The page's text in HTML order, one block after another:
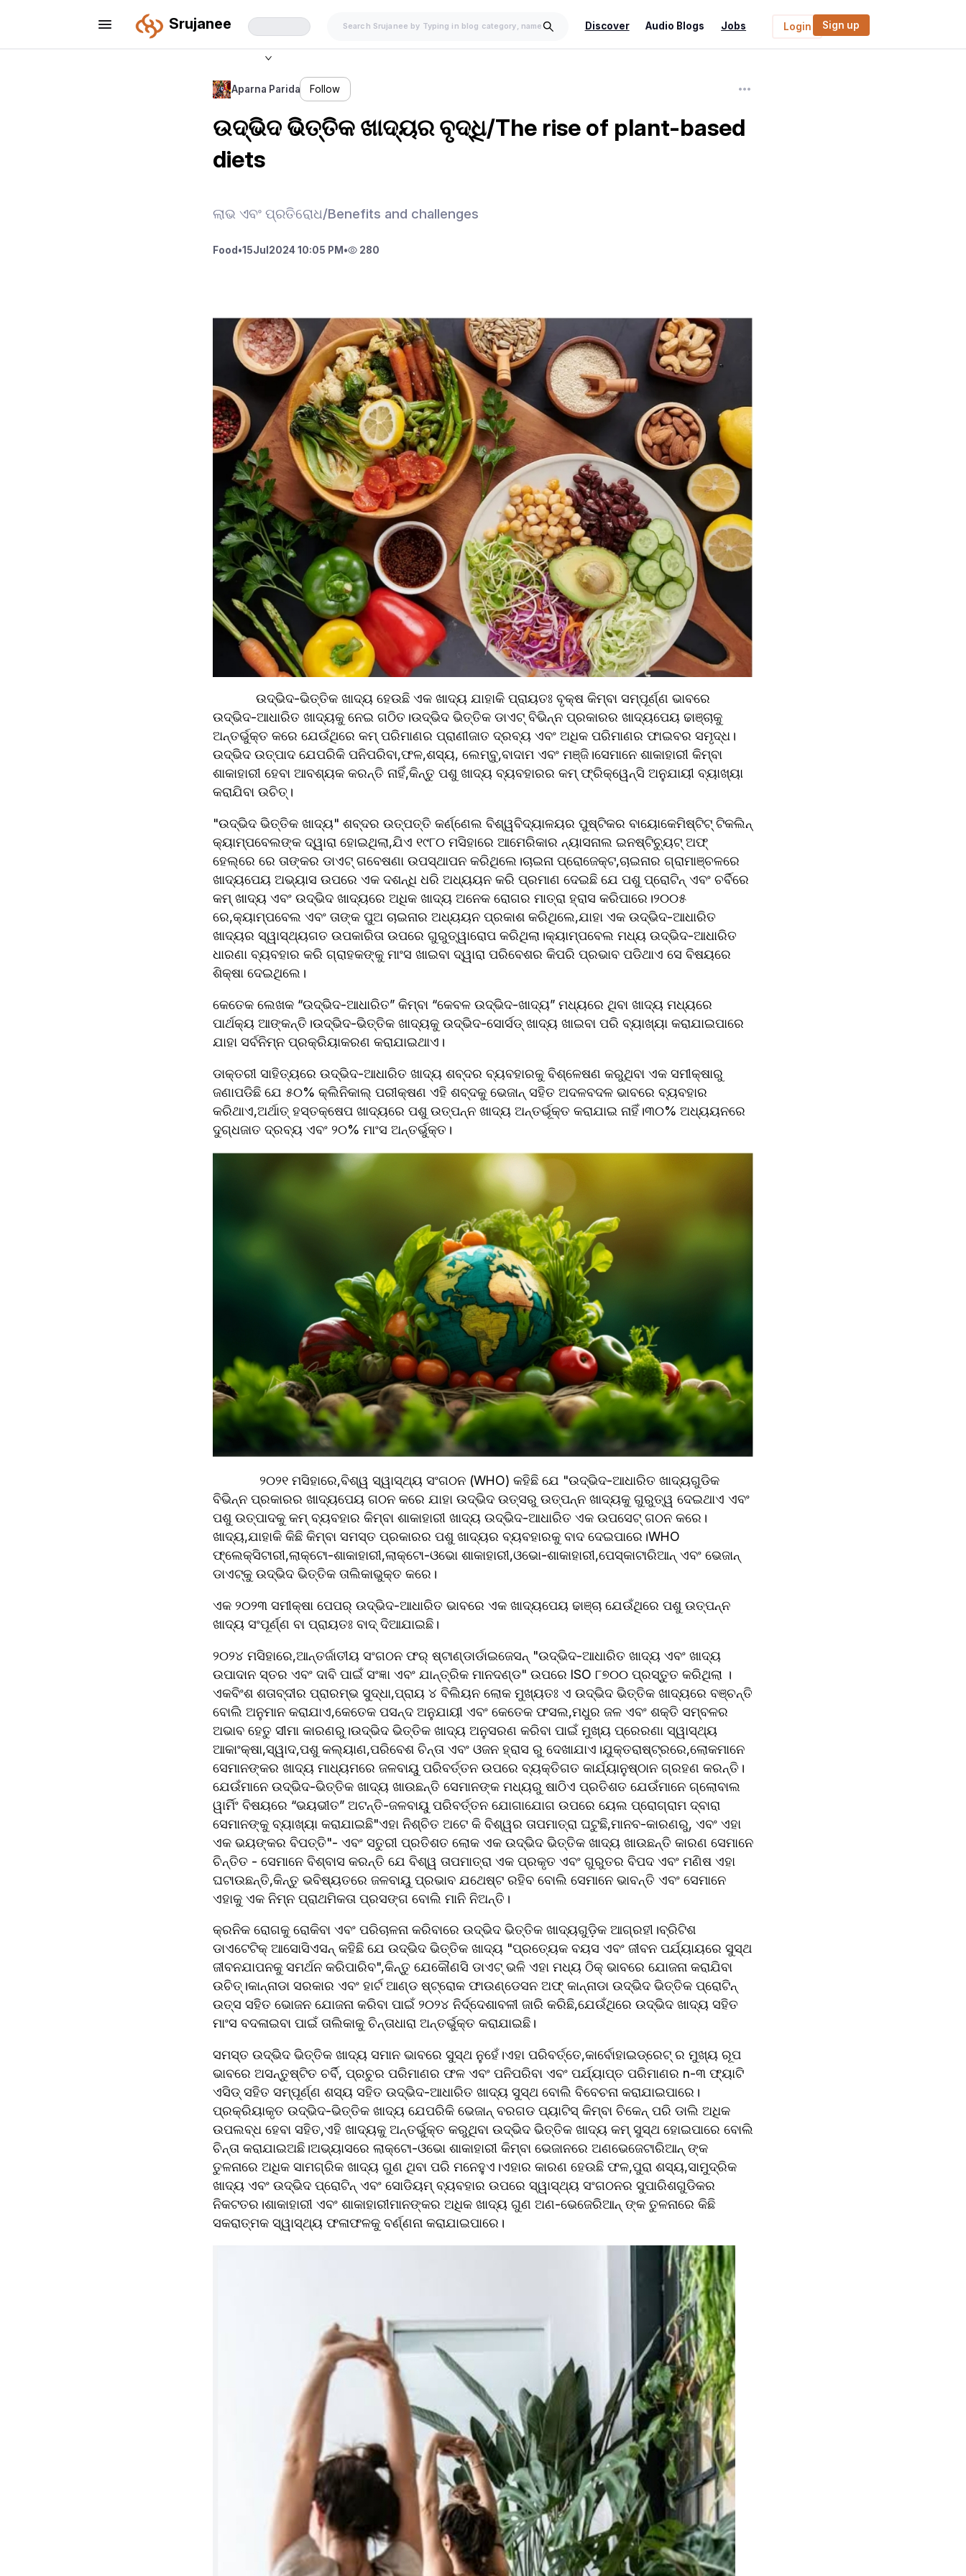
Srujanee Discover Audio Blogs Jobs Login Sign up
Aparna Parida Follow
ଉଦ୍ଭିଦ ଭିତ୍ତିକ ଖାଦ୍ୟର ବୃଦ୍ଧି/The rise of plant-based
diets
ଲାଭ ଏବଂ ପ୍ରତିରୋଧ/Benefits and challenges
Food •15Jul 2024 10:05 PM • 280
ଉଦ୍ଭିଦ-ଆଧାରିତ ଖାଦ୍ୟକୁ ନେଇ ଗଠିତ।ଉଦ୍ଭିଦ ଭିତ୍ତିକ ଡାଏଟ୍ ବିଭିନ୍ନ ପ୍ରକାରର ଖାଦ୍ୟପେୟ ଢାଞ୍ଚାକୁ
ଅନ୍ତର୍ଭୁକ୍ତ କରେ ଯେଉଁଥିରେ କମ୍ ପରିମାଣର ପ୍ରାଣୀଜାତ ଦ୍ରବ୍ୟ ଏବଂ ଅଧିକ ପରିମାଣର ଫାଇବର ସମୃଦ୍ଧ।
ଉଦ୍ଭିଦ ଉତ୍ପାଦ ଯେପରିକି ପନିପରିବା,ଫଳ,ଶସ୍ୟ, ଲେମ୍ବୁ,ବାଦାମ ଏବଂ ମଞ୍ଜି।ସେମାନେ ଶାକାହାରୀ କିମ୍ବା
ଶାକାହାରୀ ହେବା ଆବଶ୍ୟକ କରନ୍ତି ନାହିଁ,କିନ୍ତୁ ପଶୁ ଖାଦ୍ୟ ବ୍ୟବହାରର କମ୍ ଫ୍ରିକ୍ୱେନ୍ସି ଅନୁଯାୟୀ ବ୍ୟାଖ୍ୟା
କରାଯିବା ଉଚିତ୍।
"ଉଦ୍ଭିଦ ଭିତ୍ତିକ ଖାଦ୍ୟ" ଶବ୍ଦର ଉତ୍ପତ୍ତି କର୍ଣ୍ଣେଲ ବିଶ୍ୱବିଦ୍ୟାଳୟର ପୁଷ୍ଟିକର ବାୟୋକେମିଷ୍ଟିଟ୍ ଟିକଲିନ୍
କ୍ୟାମ୍ପବେଲଙ୍କ ଦ୍ୱାରା ହୋଇଥିଲା,ଯିଏ ୧୯୮୦ ମସିହାରେ ଆମେରିକାର ନ୍ୟାସନାଲ ଇନଷ୍ଟିଚ୍ୟୁଟ୍ ଅଫ୍
ହେଲ୍ରେ ରେ ତାଙ୍କର ଡାଏଟ୍ ଗବେଷଣା ଉପସ୍ଥାପନ କରିଥିଲେ।ଚାଇନା ପ୍ରୋଜେକ୍ଟ,ଚାଇନାର ଗ୍ରାମାଞ୍ଚଳରେ
ଖାଦ୍ୟପେୟ ଅଭ୍ୟାସ ଉପରେ ଏକ ଦଶନ୍ଧି ଧରି ଅଧ୍ୟୟନ କରି ପ୍ରମାଣ ଦେଇଛି ଯେ ପଶୁ ପ୍ରୋଟିନ୍ ଏବଂ ଚର୍ବିରେ
କମ୍ ଖାଦ୍ୟ ଏବଂ ଉଦ୍ଭିଦ ଖାଦ୍ୟରେ ଅଧିକ ଖାଦ୍ୟ ଅନେକ ରୋଗର ମାତ୍ରା ହ୍ରାସ କରିପାରେ।୨୦୦୫
ରେ,କ୍ୟାମ୍ପବେଲ ଏବଂ ତାଙ୍କ ପୁଅ ଚାଇନାର ଅଧ୍ୟୟନ ପ୍ରକାଶ କରିଥିଲେ,ଯାହା ଏକ ଉଦ୍ଭିଦ-ଆଧାରିତ
ଖାଦ୍ୟର ସ୍ୱାସ୍ଥ୍ୟଗତ ଉପକାରିତା ଉପରେ ଗୁରୁତ୍ୱାରୋପ କରିଥିଲା।କ୍ୟାମ୍ପବେଲ ମଧ୍ୟ ଉଦ୍ଭିଦ-ଆଧାରିତ
ଧାରଣା ବ୍ୟବହାର କରି ଗ୍ରାହକଙ୍କୁ ମାଂସ ଖାଇବା ଦ୍ୱାରା ପରିବେଶର କିପରି ପ୍ରଭାବ ପଡିଥାଏ ସେ ବିଷୟରେ
ଶିକ୍ଷା ଦେଇଥିଲେ।
କେତେକ ଲେଖକ “ଉଦ୍ଭିଦ-ଆଧାରିତ” କିମ୍ବା “କେବଳ ଉଦ୍ଭିଦ-ଖାଦ୍ୟ” ମଧ୍ୟରେ ଥିବା ଖାଦ୍ୟ ମଧ୍ୟରେ
ପାର୍ଥକ୍ୟ ଆଙ୍କନ୍ତି।ଉଦ୍ଭିଦ-ଭିତ୍ତିକ ଖାଦ୍ୟକୁ ଉଦ୍ଭିଦ-ସୋର୍ସଡ୍ ଖାଦ୍ୟ ଖାଇବା ପରି ବ୍ୟାଖ୍ୟା କରାଯାଇପାରେ
ଯାହା ସର୍ବନିମ୍ନ ପ୍ରକ୍ରିୟାକରଣ କରାଯାଇଥାଏ।
ଡାକ୍ତରୀ ସାହିତ୍ୟରେ ଉଦ୍ଭିଦ-ଆଧାରିତ ଖାଦ୍ୟ ଶବ୍ଦର ବ୍ୟବହାରକୁ ବିଶ୍ଳେଷଣ କରୁଥିବା ଏକ ସମୀକ୍ଷାରୁ
ଜଣାପଡିଛି ଯେ ୫୦% କ୍ଲିନିକାଲ୍ ପରୀକ୍ଷଣ ଏହି ଶବ୍ଦକୁ ଭେଜାନ୍ ସହିତ ଅଦଳବଦଳ ଭାବରେ ବ୍ୟବହାର
କରିଥାଏ,ଅର୍ଥାତ୍ ହସ୍ତକ୍ଷେପ ଖାଦ୍ୟରେ ପଶୁ ଉତ୍ପନ୍ନ ଖାଦ୍ୟ ଅନ୍ତର୍ଭୂକ୍ତ କରାଯାଇ ନାହିଁ।୩୦% ଅଧ୍ୟୟନରେ
ଦୁଗ୍ଧଜାତ ଦ୍ରବ୍ୟ ଏବଂ ୨୦% ମାଂସ ଅନ୍ତର୍ଭୁକ୍ତ।
ବିଭିନ୍ନ ପ୍ରକାରର ଖାଦ୍ୟପେୟ ଗଠନ କରେ ଯାହା ଉଦ୍ଭିଦ ଉତ୍ସରୁ ଉତ୍ପନ୍ନ ଖାଦ୍ୟକୁ ଗୁରୁତ୍ୱ ଦେଇଥାଏ ଏବଂ
ପଶୁ ଉତ୍ପାଦକୁ କମ୍ ବ୍ୟବହାର କିମ୍ବା ଶାକାହାରୀ ଖାଦ୍ୟ ଉଦ୍ଭିଦ-ଆଧାରିତ ଏକ ଉପସେଟ୍ ଗଠନ କରେ।
ଖାଦ୍ୟ,ଯାହାକି କିଛି କିମ୍ବା ସମସ୍ତ ପ୍ରକାରର ପଶୁ ଖାଦ୍ୟର ବ୍ୟବହାରକୁ ବାଦ ଦେଇପାରେ।WHO
ଫ୍ଲେକ୍ସିଟାରୀ,ଲାକ୍ଟୋ-ଶାକାହାରୀ,ଲାକ୍ଟୋ-ଓଭୋ ଶାକାହାରୀ,ଓଭୋ-ଶାକାହାରୀ,ପେସ୍କାଟାରିଆନ୍ ଏବଂ ଭେଜାନ୍
ଡାଏଟ୍କୁ ଉଦ୍ଭିଦ ଭିତ୍ତିକ ତାଲିକାଭୁକ୍ତ କରେ।
ଏକ ୨୦୨୩ ସମୀକ୍ଷା ପେପର୍ ଉଦ୍ଭିଦ-ଆଧାରିତ ଭାବରେ ଏକ ଖାଦ୍ୟପେୟ ଢାଞ୍ଚା ଯେଉଁଥିରେ ପଶୁ ଉତ୍ପନ୍ନ
ଖାଦ୍ୟ ସଂପୂର୍ଣ୍ଣ ବା ପ୍ରାୟତଃ ବାଦ୍ ଦିଆଯାଇଛି।
୨୦୨୪ ମସିହାରେ,ଆନ୍ତର୍ଜାତୀୟ ସଂଗଠନ ଫର୍ ଷ୍ଟାଣ୍ଡାର୍ଡାଇଜେସନ୍ "ଉଦ୍ଭିଦ-ଆଧାରିତ ଖାଦ୍ୟ ଏବଂ ଖାଦ୍ୟ
ଉପାଦାନ ସ୍ତର ଏବଂ ଦାବି ପାଇଁ ସଂଜ୍ଞା ଏବଂ ଯାନ୍ତ୍ରିକ ମାନଦଣ୍ଡ" ଉପରେ ISO ୮୭୦୦ ପ୍ରସ୍ତୁତ କରିଥିଲା ​।
ଏକବିଂଶ ଶତାବ୍ଦୀର ପ୍ରାରମ୍ଭ ସୁଦ୍ଧା,ପ୍ରାୟ ୪ ବିଲିୟନ ଲୋକ ମୁଖ୍ୟତଃ ଏ ଉଦ୍ଭିଦ ଭିତ୍ତିକ ଖାଦ୍ୟରେ ବଞ୍ଚନ୍ତି
ବୋଲି ଅନୁମାନ କରାଯାଏ,କେତେକ ପସନ୍ଦ ଅନୁଯାୟୀ ଏବଂ କେତେକ ଫସଲ,ମଧୁର ଜଳ ଏବଂ ଶକ୍ତି ସମ୍ବଳର
ଅଭାବ ହେତୁ ସୀମା କାରଣରୁ।ଉଦ୍ଭିଦ ଭିତ୍ତିକ ଖାଦ୍ୟ ଅନୁସରଣ କରିବା ପାଇଁ ମୁଖ୍ୟ ପ୍ରେରଣା ସ୍ୱାସ୍ଥ୍ୟ
ଆକାଂକ୍ଷା,ସ୍ୱାଦ,ପଶୁ କଲ୍ୟାଣ,ପରିବେଶ ଚିନ୍ତା ଏବଂ ଓଜନ ହ୍ରାସ ରୁ ଦେଖାଯାଏ।ଯୁକ୍ତରାଷ୍ଟ୍ରରେ,ଲୋକମାନେ
ସେମାନଙ୍କର ଖାଦ୍ୟ ମାଧ୍ୟମରେ ଜଳବାୟୁ ପରିବର୍ତ୍ତନ ଉପରେ ବ୍ୟକ୍ତିଗତ କାର୍ଯ୍ୟାନୁଷ୍ଠାନ ଗ୍ରହଣ କରନ୍ତି।
ଯେଉଁମାନେ ଉଦ୍ଭିଦ-ଭିତ୍ତିକ ଖାଦ୍ୟ ଖାଉଛନ୍ତି ସେମାନଙ୍କ ମଧ୍ୟରୁ ଷାଠିଏ ପ୍ରତିଶତ ଯେଉଁମାନେ ଗ୍ଲୋବାଲ
ୱାର୍ମିଂ ବିଷୟରେ “ଭୟଭୀତ” ଅଟନ୍ତି-ଜଳବାୟୁ ପରିବର୍ତ୍ତନ ଯୋଗାଯୋଗ ଉପରେ ୟେଲ ପ୍ରୋଗ୍ରାମ ଦ୍ବାରା
ସେମାନଙ୍କୁ ବ୍ୟାଖ୍ୟା କରାଯାଇଛି"ଏହା ନିଶ୍ଚିତ ଅଟେ କି ବିଶ୍ୱର ତାପମାତ୍ରା ଘଟୁଛି,ମାନବ-କାରଣରୁ, ଏବଂ ଏହା
ଏକ ଭୟଙ୍କର ବିପତ୍ତି"- ଏବଂ ସତୁରୀ ପ୍ରତିଶତ ଲୋକ ଏକ ଉଦ୍ଭିଦ ଭିତ୍ତିକ ଖାଦ୍ୟ ଖାଉଛନ୍ତି କାରଣ ସେମାନେ
ଚିନ୍ତିତ - ସେମାନେ ବିଶ୍ବାସ କରନ୍ତି ଯେ ବିଶ୍ୱ ତାପମାତ୍ରା ଏକ ପ୍ରକୃତ ଏବଂ ଗୁରୁତର ବିପଦ ଏବଂ ମଣିଷ ଏହା
ଘଟାଉଛନ୍ତି,କିନ୍ତୁ ଭବିଷ୍ୟତରେ ଜଳବାୟୁ ପ୍ରଭାବ ଯଥେଷ୍ଟ ରହିବ ବୋଲି ସେମାନେ ଭାବନ୍ତି ଏବଂ ସେମାନେ
ଏହାକୁ ଏକ ନିମ୍ନ ପ୍ରାଥମିକତା ପ୍ରସଙ୍ଗ ବୋଲି ମାନି ନିଅନ୍ତି।
କ୍ରନିକ ରୋଗକୁ ରୋକିବା ଏବଂ ପରିଚାଳନା କରିବାରେ ଉଦ୍ଭିଦ ଭିତ୍ତିକ ଖାଦ୍ୟଗୁଡ଼ିକ ଆଗ୍ରହୀ।ବ୍ରିଟିଶ
ଡାଏଟେଟିକ୍ ଆସୋସିଏସନ୍ କହିଛି ଯେ ଉଦ୍ଭିଦ ଭିତ୍ତିକ ଖାଦ୍ୟ "ପ୍ରତ୍ୟେକ ବୟସ ଏବଂ ଜୀବନ ପର୍ଯ୍ୟାୟରେ ସୁସ୍ଥ
ଜୀବନଯାପନକୁ ସମର୍ଥନ କରିପାରିବ",କିନ୍ତୁ ଯେକୌଣସି ଡାଏଟ୍ ଭଳି ଏହା ମଧ୍ୟ ଠିକ୍ ଭାବରେ ଯୋଜନା କରାଯିବା
ଉଚିତ୍।କାନ୍ନାଡା ସରକାର ଏବଂ ହାର୍ଟ ଆଣ୍ଡ ଷ୍ଟ୍ରୋକ ଫାଉଣ୍ଡେସନ ଅଫ୍ କାନ୍ନାଡା ଉଦ୍ଭିଦ ଭିତ୍ତିକ ପ୍ରୋଟିନ୍
ଉତ୍ସ ସହିତ ଭୋଜନ ଯୋଜନା କରିବା ପାଇଁ ୨୦୨୪ ନିର୍ଦ୍ଦେଶାବଳୀ ଜାରି କରିଛି,ଯେଉଁଥିରେ ଉଦ୍ଭିଦ ଖାଦ୍ୟ ସହିତ
ମାଂସ ବଦଳାଇବା ପାଇଁ ତାଲିକାକୁ ଚିନ୍ତାଧାରା ଅନ୍ତର୍ଭୁକ୍ତ କରାଯାଇଛି।
ସମସ୍ତ ଉଦ୍ଭିଦ ଭିତ୍ତିକ ଖାଦ୍ୟ ସମାନ ଭାବରେ ସୁସ୍ଥ ନୁହେଁ।ଏହା ପରିବର୍ତ୍ତେ,କାର୍ବୋହାଇଡ୍ରେଟ୍ ର ମୁଖ୍ୟ ରୂପ
ଭାବରେ ଅସନ୍ତୁଷ୍ଟିତ ଚର୍ବି, ପ୍ରଚୁର ପରିମାଣର ଫଳ ଏବଂ ପନିପରିବା ଏବଂ ପର୍ଯ୍ୟାପ୍ତ ପରିମାଣର n-୩ ଫ୍ୟାଟି
ଏସିଡ୍ ସହିତ ସମ୍ପୂର୍ଣ୍ଣ ଶସ୍ୟ ସହିତ ଉଦ୍ଭିଦ-ଆଧାରିତ ଖାଦ୍ୟ ସୁସ୍ଥ ବୋଲି ବିବେଚନା କରାଯାଇପାରେ।
ପ୍ରକ୍ରିୟାକୃତ ଉଦ୍ଭିଦ-ଭିତ୍ତିକ ଖାଦ୍ୟ ଯେପରିକି ଭେଜାନ୍ ବରଗଡ ପ୍ୟାଟିସ୍ କିମ୍ବା ଚିକେନ୍ ପରି ଡାଲି ଅଧିକ
ଉପଲବ୍ଧ ହେବା ସହିତ,ଏହି ଖାଦ୍ୟକୁ ଅନ୍ତର୍ଭୁକ୍ତ କରୁଥିବା ଉଦ୍ଭିଦ ଭିତ୍ତିକ ଖାଦ୍ୟ କମ୍ ସୁସ୍ଥ ହୋଇପାରେ ବୋଲି
ଚିନ୍ତା କରାଯାଇଅଛି।ଅଭ୍ୟାସରେ ଲାକ୍ଟୋ-ଓଭୋ ଶାକାହାରୀ କିମ୍ବା ଭେଜାନରେ ଅଣଭେଜେଟାରିଆନ୍ ଙ୍କ
ତୁଳନାରେ ଅଧିକ ସାମଗ୍ରିକ ଖାଦ୍ୟ ଗୁଣ ଥିବା ପରି ମନେହୁଏ।ଏହାର କାରଣ ହେଉଛି ଫଳ,ପୁରା ଶସ୍ୟ,ସାମୁଦ୍ରିକ
ଖାଦ୍ୟ ଏବଂ ଉଦ୍ଭିଦ ପ୍ରୋଟିନ୍ ଏବଂ ସୋଡିୟମ୍ ବ୍ୟବହାର ଉପରେ ସ୍ୱାସ୍ଥ୍ୟ ସଂଗଠନର ସୁପାରିଶଗୁଡିକର
ନିକଟତର।ଶାକାହାରୀ ଏବଂ ଶାକାହାରୀମାନଙ୍କର ଅଧିକ ଖାଦ୍ୟ ଗୁଣ ଅଣ-ଭେଜେରିଆନ୍ ଙ୍କ ତୁଳନାରେ କିଛି
ସକରାତ୍ମକ ସ୍ୱାସ୍ଥ୍ୟ ଫଳାଫଳକୁ ବର୍ଣ୍ଣନା କରାଯାଇପାରେ।